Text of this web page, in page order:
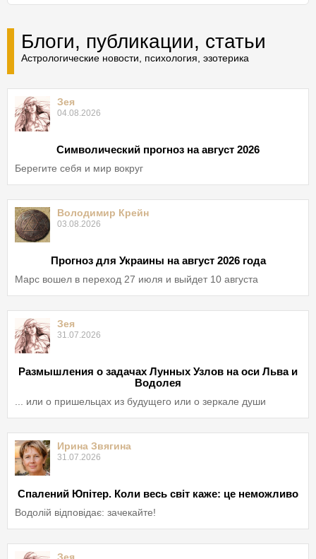
Блоги, публикации, статьи
Астрологические новости, психология, эзотерика
Зея
04.08.2026
Символический прогноз на август 2026
Берегите себя и мир вокруг
Володимир Крейн
03.08.2026
Прогноз для Украины на август 2026 года
Марс вошел в переход 27 июля и выйдет 10 августа
Зея
31.07.2026
Размышления о задачах Лунных Узлов на оси Льва и
Водолея
... или о пришельцах из будущего или о зеркале души
Ирина Звягина
31.07.2026
Спалений Юпітер. Коли весь світ каже: це неможливо
Водолій відповідає: зачекайте!